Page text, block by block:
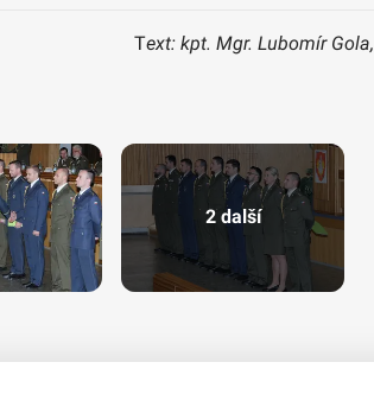
Text: kpt. Mgr. Lubomír
2 další